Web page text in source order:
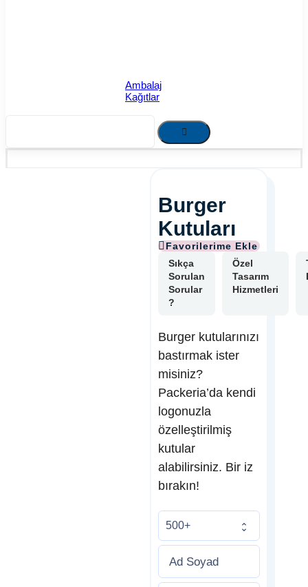
Ambalaj
Kağıtlar
Burger
Kutuları
Sıkça
Sorulan
Sorular
?
Özel
Tasarım
Hizmetleri
Burger kutularınızı
bastırmak ister
misiniz?
Packeria’da kendi
logonuzla
özelleştirilmiş
kutular
alabilirsiniz. Bir iz
bırakın!